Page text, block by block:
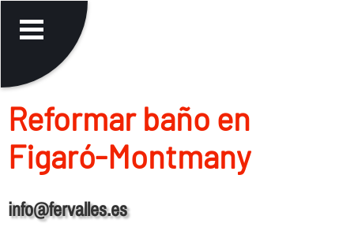
Reformar baño en
Figaró-Montmany
info@fervalles.es